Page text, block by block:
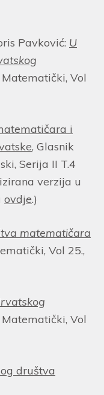
Pavković: U
Matematički, Vol
i
, Glasnik
Serija II T.4
verzija u
ovdje.)
matematičara
Vol 25.,
Matematički, Vol
društva